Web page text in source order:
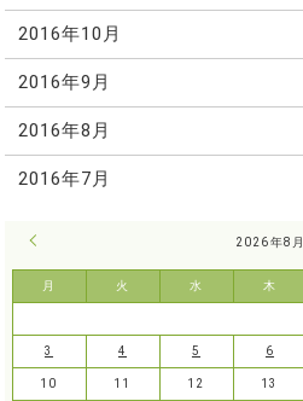
2016年10月
2016年9月
2016年8月
2016年7月
2026年8月
月 火 水 木
3 4 5 6
10 11 12 13